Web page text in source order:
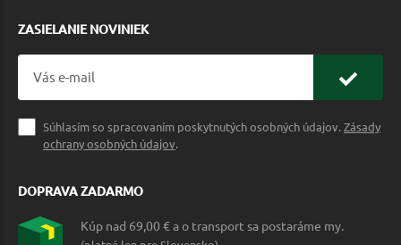
ZASIELANIE NOVINIEK
Súhlasím so spracovaním poskytnutých osobných údajov.Zásady
ochrany osobných údajov.
DOPRAVA ZADARMO
Kúp nad 69,00 € a o transport sa postaráme my.